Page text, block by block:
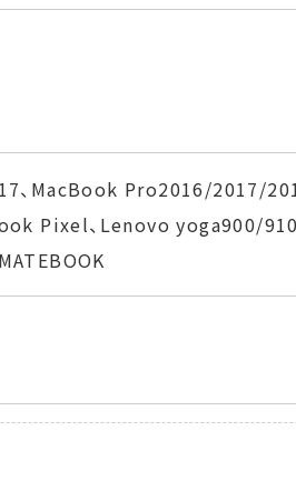
MacBook Pro2016/2017/
Pixel、Lenovo yoga900/